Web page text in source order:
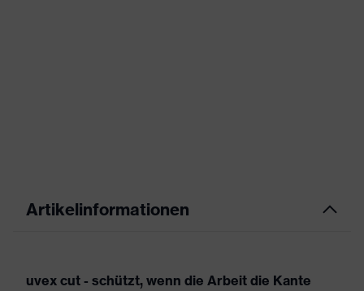
Artikelinformationen
uvex cut - schützt, wenn die Arbeit die Kante